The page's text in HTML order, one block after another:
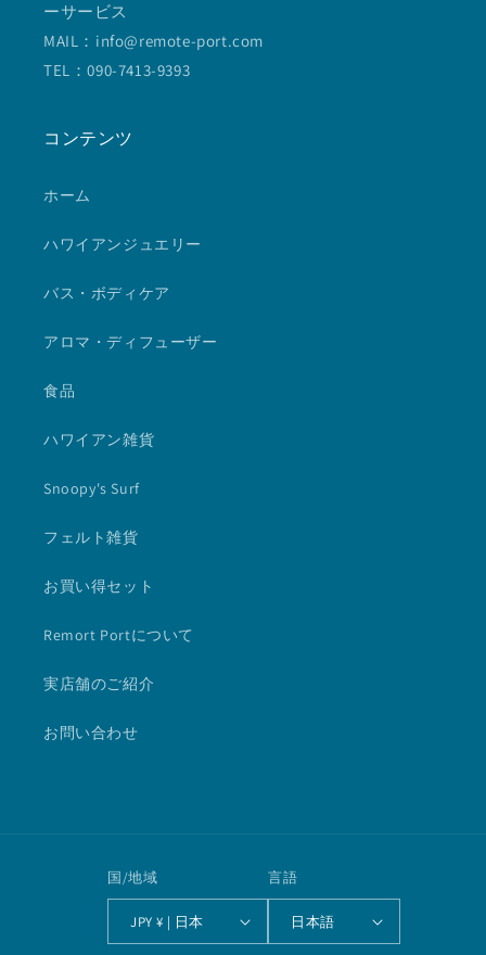
ーサービス
MAIL：info@remote-port.com
TEL：090-7413-9393
コンテンツ
ホーム
ハワイアンジュエリー
バス・ボディケア
アロマ・ディフューザー
食品
ハワイアン雑貨
Snoopy's Surf
フェルト雑貨
お買い得セット
Remort Portについて
実店舗のご紹介
お問い合わせ
国/地域
JPY ¥ | 日本
言語
日本語